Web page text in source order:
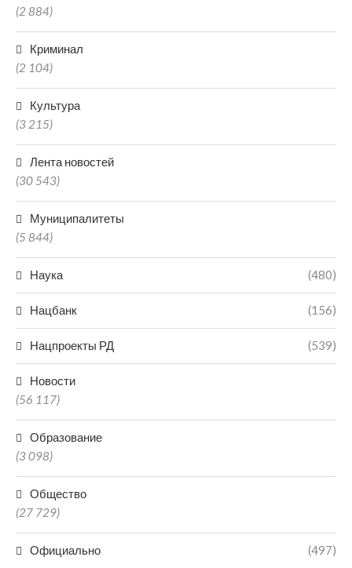
(2 884)
Криминал
(2 104)
Культура
(3 215)
Лента новостей
(30 543)
Муниципалитеты
(5 844)
Наука (480)
Нацбанк (156)
Нацпроекты РД (539)
Новости
(56 117)
Образование
(3 098)
Общество
(27 729)
Официально (497)